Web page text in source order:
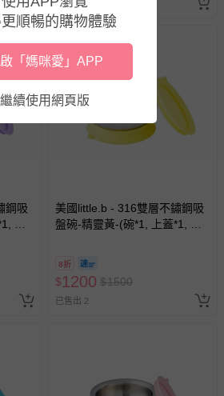
（嬰幼兒包巾與背巾、包屁衣、學習
。
椅等）。
品封口處已貼上「不可拆封」，或具警
、封條者。
運送僅限台灣本島。如您位於離島地
利。離島、偏遠地區、樓層親送等加價
。
，可於訂單個人資料內的查詢訂單內，
商品訂購與資訊、購物流程、付款方
已售出 5
鋼吸
吸
美國little.b - 316雙層不鏽鋼吸
盤碗-精靈黃-(碗*1, 上蓋*1, 吸
8折
$1200 $1500
已售出 2
順暢的購物體驗
「媽咪愛」APP
繼續使用網頁版